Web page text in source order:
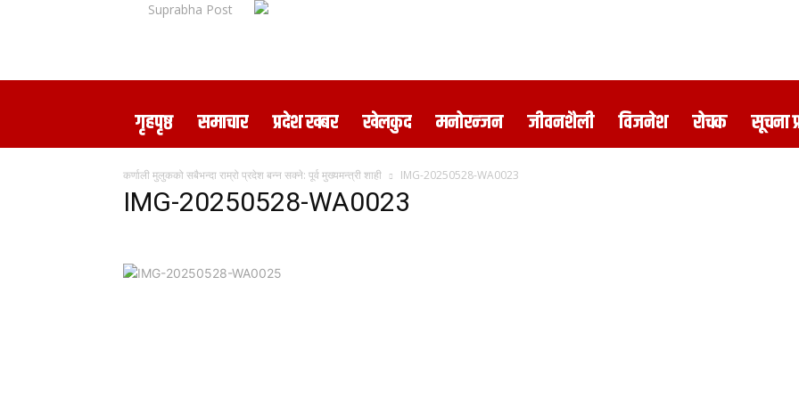
Suprabha Post
गृहपृष्ठ समाचार प्रदेश खबर खेलकुद मनोरन्जन जीवनशैली विजनेश रोचक सूचना
कर्णाली मुलुकको सबैभन्दा राम्रो प्रदेश बन्न सक्ने: पूर्व मुख्यमन्त्री शाही IMG-20250528-WA0023
IMG-20250528-WA0023